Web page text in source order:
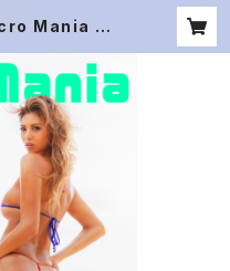
Mania DA
WEB